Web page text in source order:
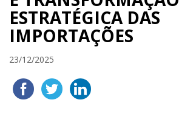
ESTRATÉGICA DAS
IMPORTAÇÕES
23/12/2025